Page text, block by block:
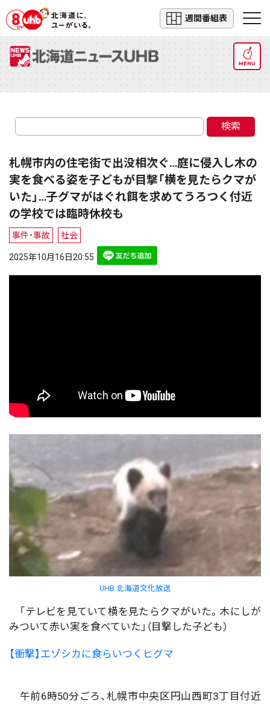
週間番組表
MENU
検索
札幌市内の住宅街で出没相次ぐ…庭に侵入し木の
実を食べる姿を子どもが目撃「横を見たらクマが
いた」…子グマがはぐれ餌を求めてうろつく付近
の学校では臨時休校も
事件・事故 社会
2025年10月16日20:55
UHB 北海道文化放送
「テレビを見ていて横を見たらクマがいた。木にしが
みついて赤い実を食べていた」（目撃した子ども）
【衝撃】エゾシカに食らいつくヒグマ
午前6時50分ごろ、札幌市中央区円山西町3丁目付近